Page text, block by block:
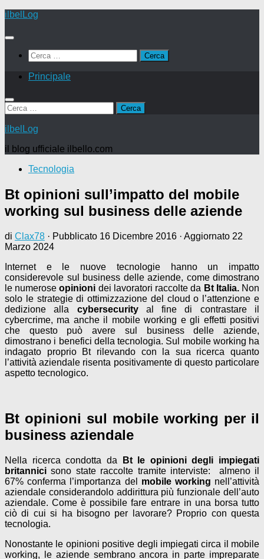
Salta
contenuto
ilbelLog
Ricerca
per:
Principale
Ricerca
per:
ilbelLog
il blog ufficiale ilbello.com
Tecnologia
Bt opinioni sull’impatto del mobile
working sul business delle aziende
di Clax78 · Pubblicato 16 Dicembre 2016 · Aggiornato 22
Marzo 2024
Internet e le nuove tecnologie hanno un impatto
considerevole sul business delle aziende, come dimostrano
le numeroseopinioni dei lavoratori raccolte da Bt Italia.Non
solo le strategie di ottimizzazione del cloud o l’attenzione e
dedizione alla cybersecurity al fine di contrastare il
cybercrime, ma anche il mobile working e gli effetti positivi
che questo può avere sul business delle aziende,
dimostrano i benefici della tecnologia. Sul mobile working ha
indagato proprio Bt rilevando con la sua ricerca quanto
l’attività aziendale risenta positivamente di questo particolare
aspetto tecnologico.
Bt opinioni sul mobile working per il
business aziendale
Nella ricerca condotta da
Bt le opinioni degli impiegati
britannicisono state raccolte tramite interviste: almeno il
67% conferma l’importanza del mobile working nell’attività
aziendale considerandolo addirittura più funzionale dell’auto
aziendale. Come è possibile fare entrare in una borsa tutto
ciò di cui si ha bisogno per lavorare? Proprio con questa
tecnologia.
Nonostante le opinioni positive degli impiegati circa il mobile
working, le aziende sembrano ancora in parte impreparate